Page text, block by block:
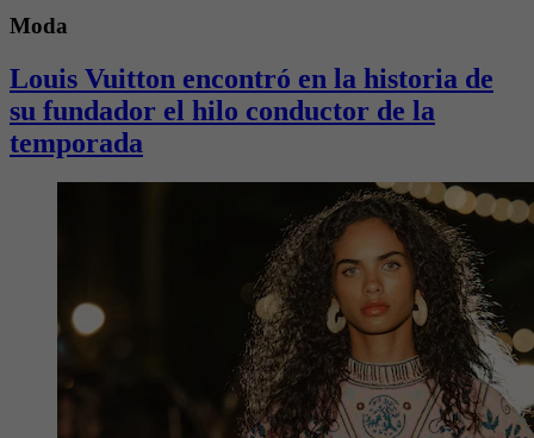
Moda
Louis Vuitton encontró en la historia de
su fundador el hilo conductor de la
temporada